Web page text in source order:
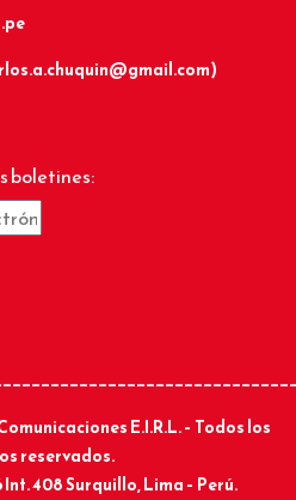
boletines:
E.I.R.L. – Todos los
reservados.
408 Surquillo, Lima – Perú.